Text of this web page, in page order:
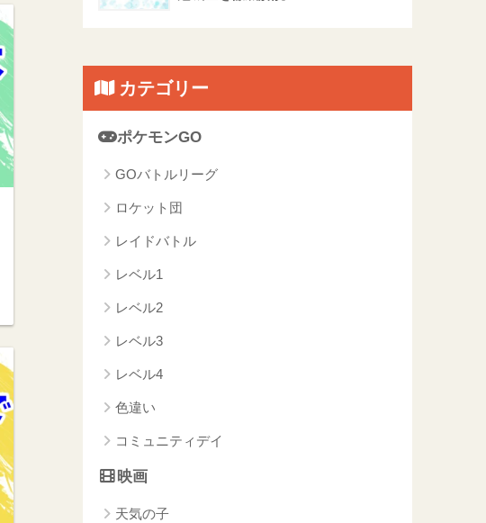
カテゴリー
ポケモンGO
GOバトルリーグ
ロケット団
レイドバトル
レベル1
レベル2
レベル3
レベル4
色違い
コミュニティデイ
映画
天気の子